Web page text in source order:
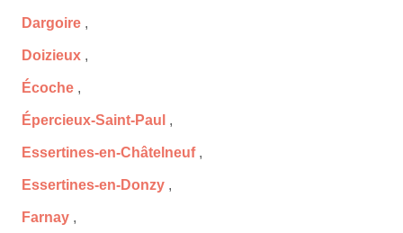
Dargoire ,
Doizieux ,
Écoche ,
Épercieux-Saint-Paul ,
Essertines-en-Châtelneuf,
Essertines-en-Donzy ,
Farnay ,